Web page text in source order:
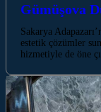
Gümüşova
Sakarya
estetik çözümler
hizmetiyle de öne